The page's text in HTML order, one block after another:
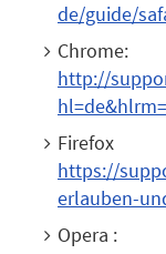
de/guide/
Chrome:
http://
Firefox
https://
erlauben-
Opera :